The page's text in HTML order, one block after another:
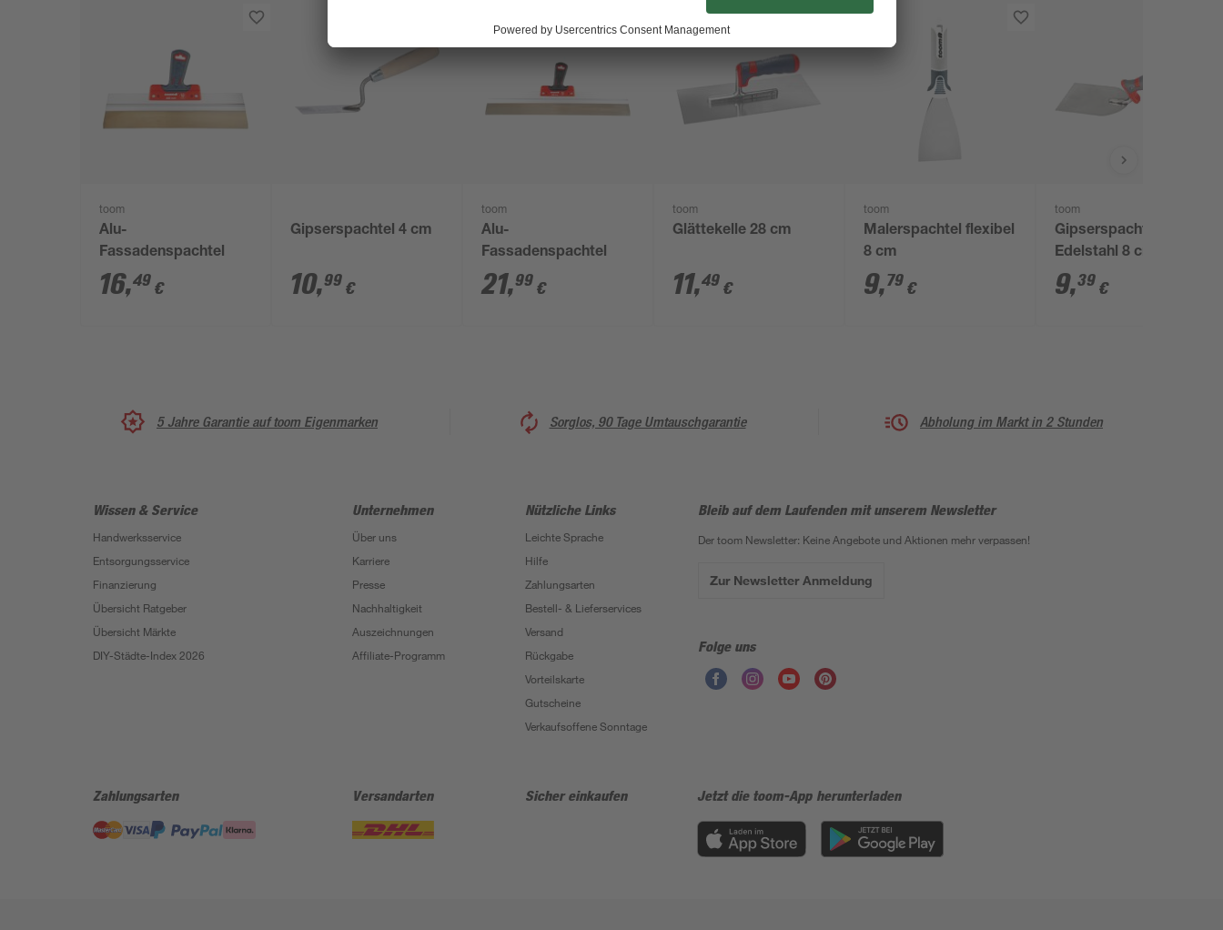
toom
Alu-
Fassadenspachtel
16,49 €
Gipserspachtel 4 cm
10,99 €
toom
Alu-
Fassadenspachtel
21,99 €
toom
Glättekelle 28 cm
11,49 €
toom
Malerspachtel flexibel
8 cm
9,79 €
toom
Gipserspachtel
Edelstahl 8 cm
9,39 €
5 Jahre Garantie auf toom Eigenmarken Sorglos, 90 Tage Umtauschgarantie Abholung im Markt in 2 Stunden
Wissen & Service
Handwerksservice
Entsorgungsservice
Finanzierung
Übersicht Ratgeber
Übersicht Märkte
DIY-Städte-Index 2026
Unternehmen
Über uns
Karriere
Presse
Nachhaltigkeit
Auszeichnungen
Affiliate-Programm
Nützliche Links
Leichte Sprache
Hilfe
Zahlungsarten
Bestell- & Lieferservices
Versand
Rückgabe
Vorteilskarte
Gutscheine
Verkaufsoffene Sonntage
Bleib auf dem Laufenden mit unserem Newsletter
Der toom Newsletter: Keine Angebote und Aktionen mehr verpassen!
Zur Newsletter Anmeldung
Folge uns
Zahlungsarten Versandarten Sicher einkaufen Jetzt die toom-App herunterladen